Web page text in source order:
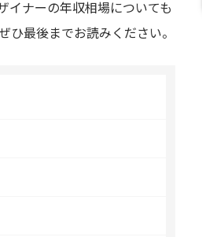
イナーの年収相場についても
最後までお読みください。